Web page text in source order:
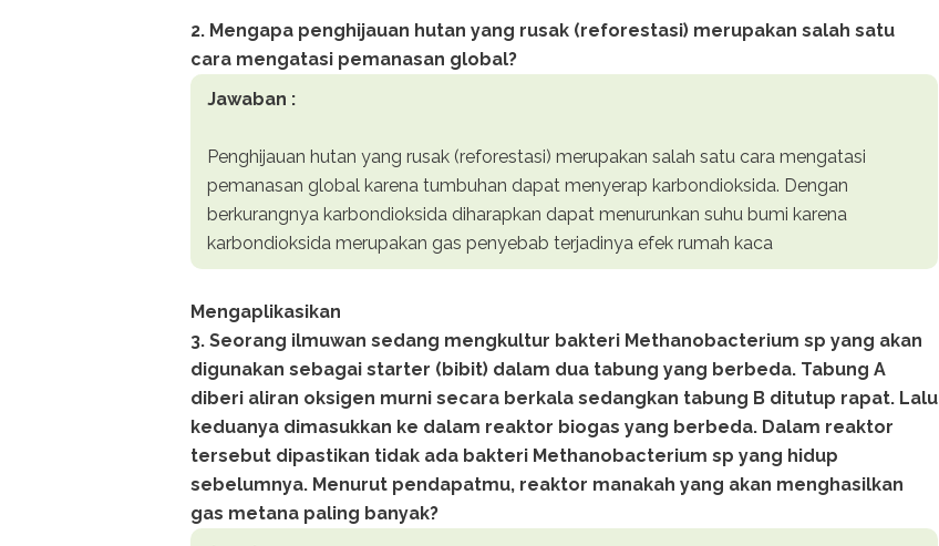
2. Mengapa penghijauan hutan yang rusak (reforestasi) merupakan salah satu
cara mengatasi pemanasan global?
Jawaban :
Penghijauan hutan yang rusak (reforestasi) merupakan salah satu cara mengatasi
pemanasan global karena tumbuhan dapat menyerap karbondioksida. Dengan
berkurangnya karbondioksida diharapkan dapat menurunkan suhu bumi karena
karbondioksida merupakan gas penyebab terjadinya efek rumah kaca
Mengaplikasikan
3. Seorang ilmuwan sedang mengkultur bakteri Methanobacterium sp yang akan
digunakan sebagai starter (bibit) dalam dua tabung yang berbeda. Tabung A
diberi aliran oksigen murni secara berkala sedangkan tabung B ditutup rapat. Lalu
keduanya dimasukkan ke dalam reaktor biogas yang berbeda. Dalam reaktor
tersebut dipastikan tidak ada bakteri Methanobacterium sp yang hidup
sebelumnya. Menurut pendapatmu, reaktor manakah yang akan menghasilkan
gas metana paling banyak?